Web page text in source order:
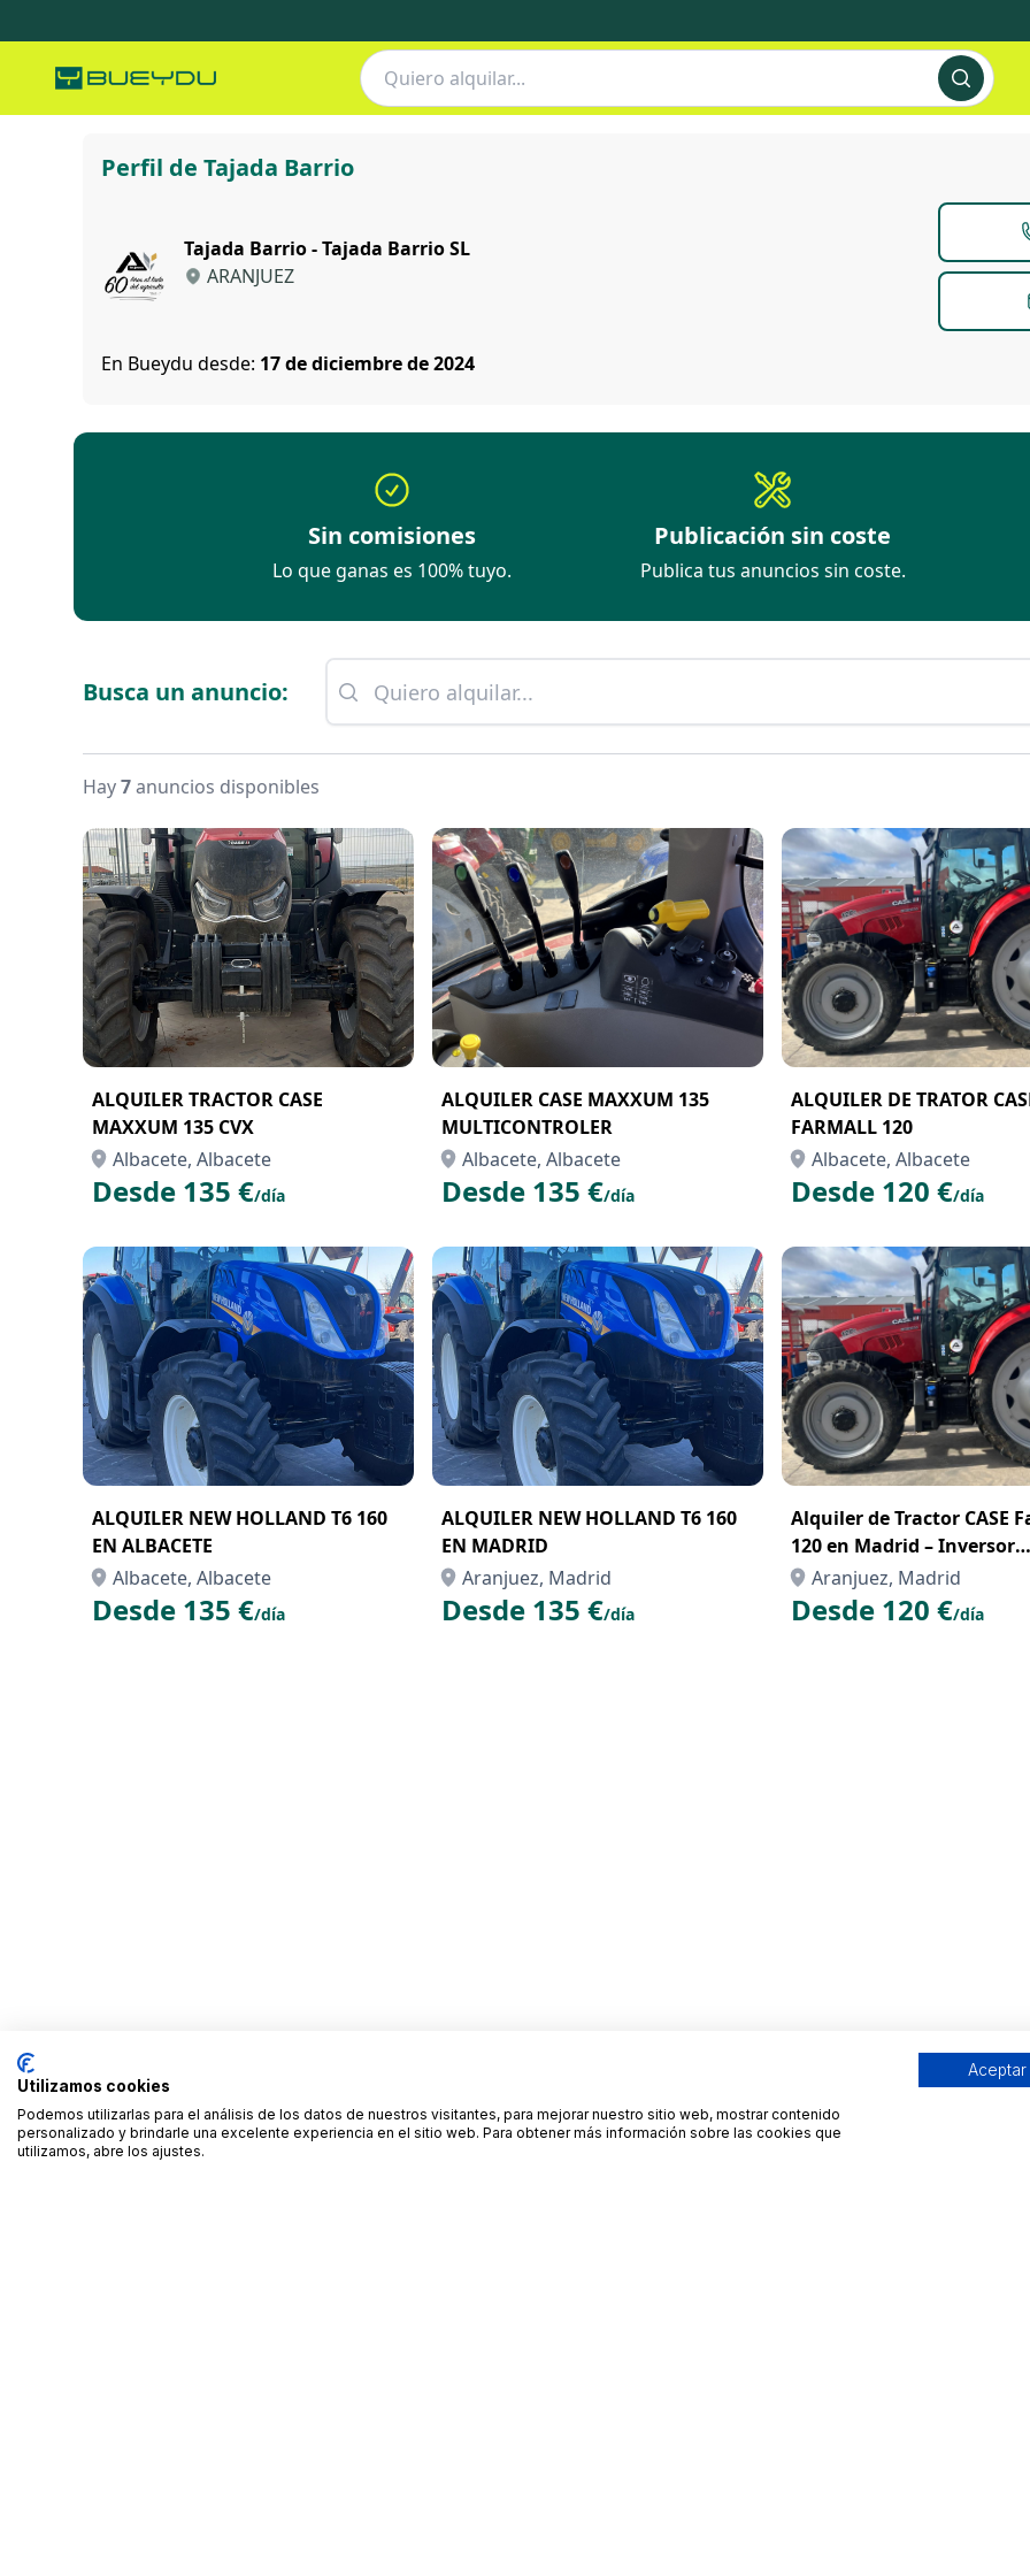
Perfil de Tajada Barrio
Tajada Barrio - Tajada Barrio SL
ARANJUEZ
En Bueydu desde: 17 de diciembre de 2024
Sin comisiones
Lo que ganas es 100% tuyo.
Publicación sin coste
Publica tus anuncios sin coste.
Busca un anuncio:
Hay7anuncios disponibles
ALQUILER TRACTOR CASE
MAXXUM 135 CVX
Albacete, Albacete
Desde 135 €/día
ALQUILER CASE MAXXUM 135
MULTICONTROLER
Albacete, Albacete
Desde 135 €/día
ALQUILER DE TRATOR
FARMALL 120
Albacete, Albacete
Desde 120 €/día
ALQUILER NEW HOLLAND T6 160
EN ALBACETE
Albacete, Albacete
Desde 135 €/día
ALQUILER NEW HOLLAND T6 160
EN MADRID
Aranjuez, Madrid
Desde 135 €/día
Alquiler de Tractor CASE
120 en Madrid – Inversor
Electrohidráulico,
Confort Total
Aranjuez, Madrid
Desde 120 €/día
Utilizamos cookies
Podemos utilizarlas para el análisis de los datos de nuestros visitantes, para mejorar nuestro sitio web, mostrar contenido
personalizado y brindarle una excelente experiencia en el sitio web. Para obtener más información sobre las cookies que
utilizamos, abre los ajustes.